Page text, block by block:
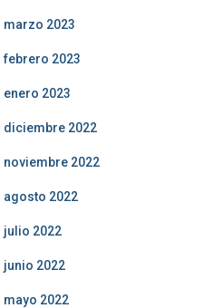
marzo 2023
febrero 2023
enero 2023
diciembre 2022
noviembre 2022
agosto 2022
julio 2022
junio 2022
mayo 2022